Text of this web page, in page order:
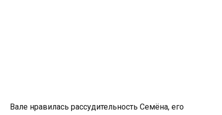
Вале нравилась рассудительность Семёна, его